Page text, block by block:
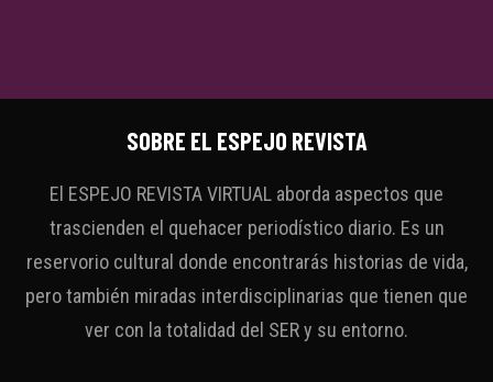
SOBRE EL ESPEJO REVISTA
El ESPEJO REVISTA VIRTUAL aborda aspectos que
trascienden el quehacer periodístico diario. Es un
reservorio cultural donde encontrarás historias de vida,
pero también miradas interdisciplinarias que tienen que
ver con la totalidad del SER y su entorno.